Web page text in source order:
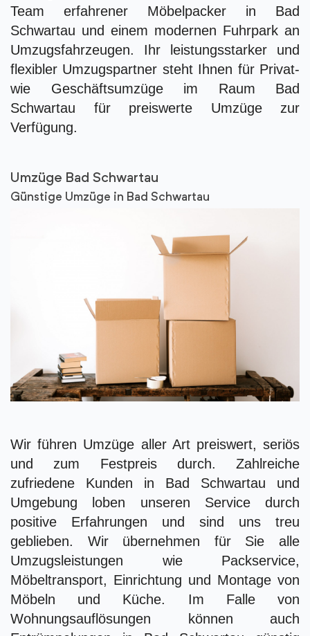
Team erfahrener Möbelpacker in Bad
Schwartau und einem modernen Fuhrpark an
Umzugsfahrzeugen. Ihr leistungsstarker und
flexibler Umzugspartner steht Ihnen für Privat-
wie Geschäftsumzüge im Raum Bad
Schwartau für preiswerte Umzüge zur
Verfügung.
Umzüge Bad Schwartau
Günstige Umzüge in Bad Schwartau
Wir führen Umzüge aller Art preiswert, seriös
und zum Festpreis durch. Zahlreiche
zufriedene Kunden in Bad Schwartau und
Umgebung loben unseren Service durch
positive Erfahrungen und sind uns treu
geblieben. Wir übernehmen für Sie alle
Umzugsleistungen wie Packservice,
Möbeltransport, Einrichtung und Montage von
Möbeln und Küche. Im Falle von
Wohnungsauflösungen können auch